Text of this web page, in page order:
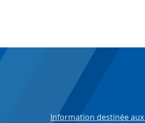
Information destinée